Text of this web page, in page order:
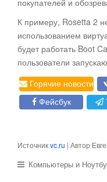
покупателей и
К примеру, Rosetta 2
использованием
будет работать Boot
пользователи
Горячие новости
Фейсбук
Источникvc.ru | Автор
Компьютеры и